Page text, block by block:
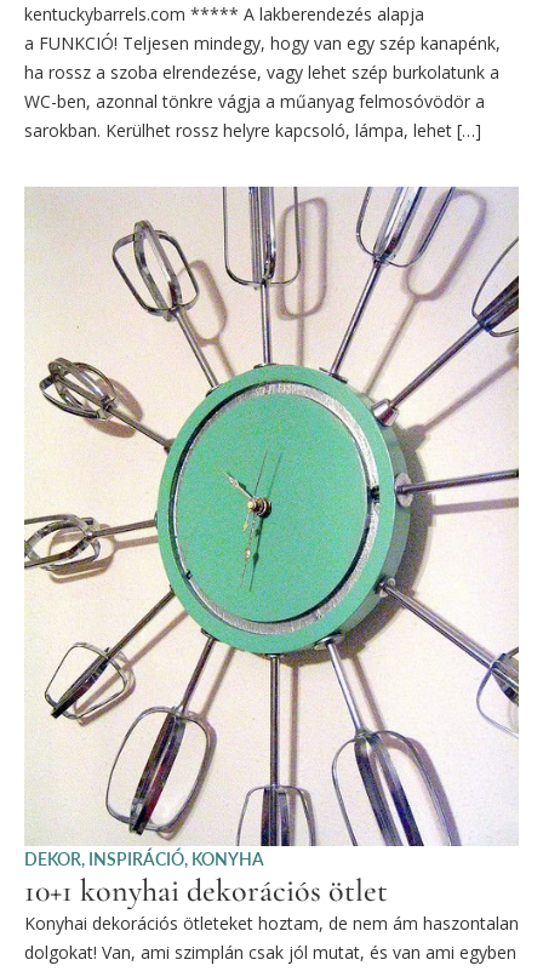
kentuckybarrels.com ***** A lakberendezés alapja
a FUNKCIÓ! Teljesen mindegy, hogy van egy szép kanapénk,
ha rossz a szoba elrendezése, vagy lehet szép burkolatunk a
WC-ben, azonnal tönkre vágja a műanyag felmosóvödör a
sarokban. Kerülhet rossz helyre kapcsoló, lámpa, lehet […]
DEKOR, INSPIRÁCIÓ, KONYHA
10+1 konyhai dekorációs ötlet
Konyhai dekorációs ötleteket hoztam, de nem ám haszontalan
dolgokat! Van, ami szimplán csak jól mutat, és van ami egyben